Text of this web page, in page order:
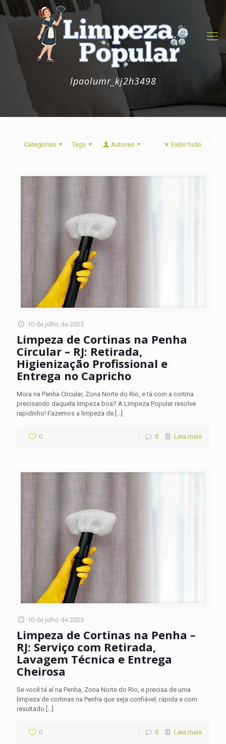
lpaolumr_kj2h3498
Categorias Tags Autores Exibir tudo
10 de julho de 2025
Limpeza de Cortinas na Penha
Circular – RJ: Retirada,
Higienização Profissional e
Entrega no Capricho
Mora na Penha Circular, Zona Norte do Rio, e tá com a cortina
precisando daquela limpeza boa? A Limpeza Popular resolve
rapidinho! Fazemos a limpeza de […]
0 0 Leia mais
10 de julho de 2025
Limpeza de Cortinas na Penha –
RJ: Serviço com Retirada,
Lavagem Técnica e Entrega
Cheirosa
Se você tá aí na Penha, Zona Norte do Rio, e precisa de uma
limpeza de cortinas na Penha que seja confiável, rápida e com
resultado […]
0 0 Leia mais